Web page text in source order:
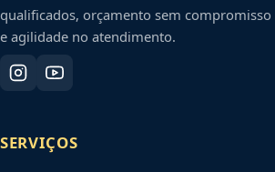
qualificados, orçamento sem compromisso
e agilidade no atendimento.
SERVIÇOS